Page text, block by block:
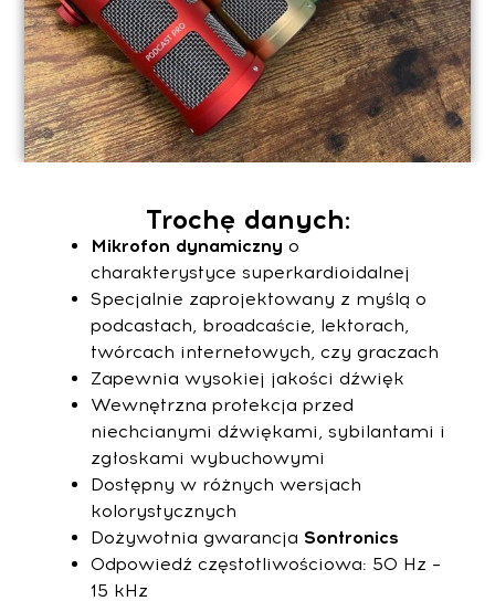
Trochę danych:
Mikrofon dynamiczny o
charakterystyce superkardioidalnej
Specjalnie zaprojektowany z myślą o
podcastach, broadcaście, lektorach,
twórcach internetowych, czy graczach
Zapewnia wysokiej jakości dźwięk
Wewnętrzna protekcja przed
niechcianymi dźwiękami, sybilantami i
zgłoskami wybuchowymi
Dostępny w różnych wersjach
kolorystycznych
Dożywotnia gwarancja Sontronics
Odpowiedź częstotliwościowa: 50 Hz –
15 kHz